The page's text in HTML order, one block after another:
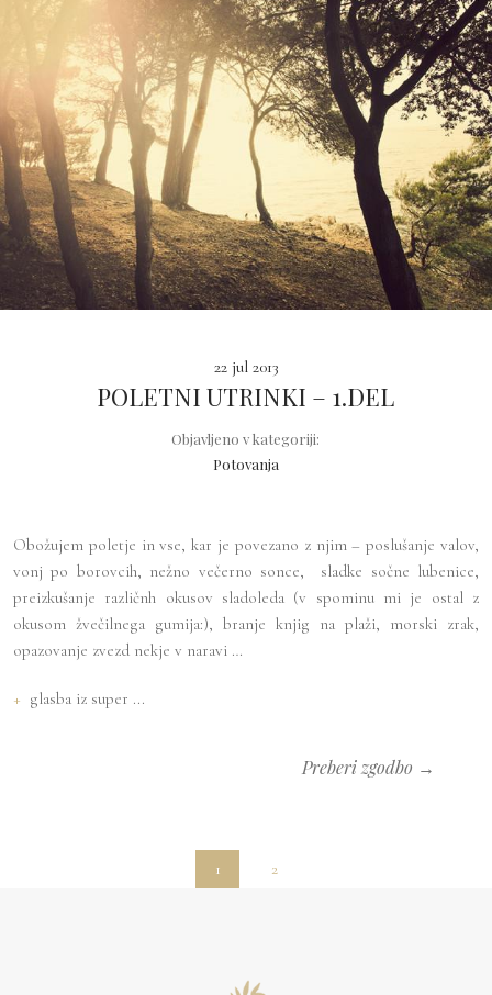
22 jul 2013
POLETNI UTRINKI – 1.DEL
Objavljeno v kategoriji:
Potovanja
Obožujem poletje in vse, kar je povezano z njim – poslušanje valov,
vonj po borovcih, nežno večerno sonce, sladke sočne lubenice,
preizkušanje različnh okusov sladoleda (v spominu mi je ostal z
okusom žvečilnega gumija:), branje knjig na plaži, morski zrak,
opazovanje zvezd nekje v naravi …
+ glasba iz super ...
Preberi zgodbo →
1 2